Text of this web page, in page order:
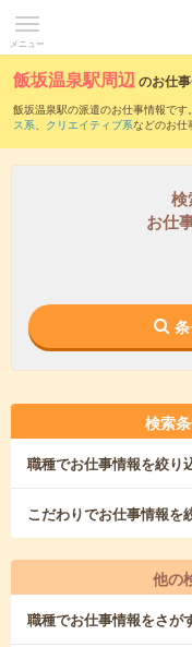
メニュー
飯坂温泉駅周辺のお仕
飯坂温泉駅の派遣のお仕事情報です。
ス系、 クリエイティブ系などのお仕
また、福島(福島県)駅・南福島駅・
検
お仕
検索
職種でお仕事情報を絞り
こだわりでお仕事情報を
他の
職種でお仕事情報をさが